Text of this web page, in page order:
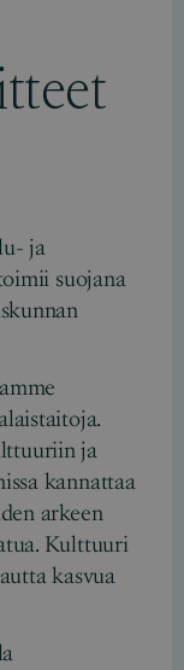
ja
suojana
ja
kannattaa
arkeen
Kulttuuri
kasvua